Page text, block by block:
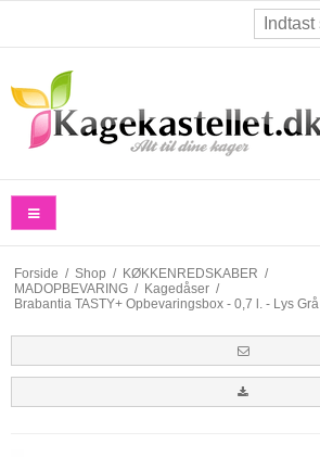
Forside / Shop / KØKKENREDSKABER /
MADOPBEVARING / Kagedåser /
Brabantia TASTY+ Opbevaringsbox - 0,7 l. - Lys Grå